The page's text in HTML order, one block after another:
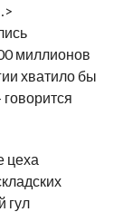
миллионов
хватило бы
цеха
гул